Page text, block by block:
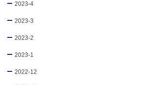
2023-4
2023-3
2023-2
2023-1
2022-12